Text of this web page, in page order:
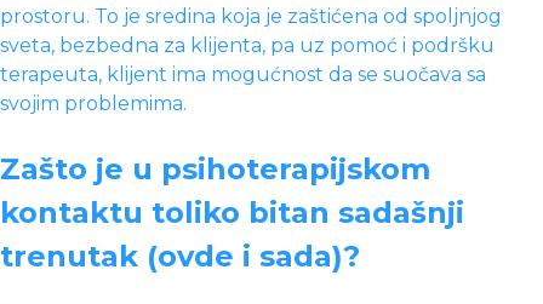
prostoru. To je sredina koja je zaštićena od spoljnjog
sveta, bezbedna za klijenta, pa uz pomoć i podršku
terapeuta, klijent ima mogućnost da se suočava sa
svojim problemima.
Zašto je u psihoterapijskom
kontaktu toliko bitan sadašnji
trenutak (ovde i sada)?